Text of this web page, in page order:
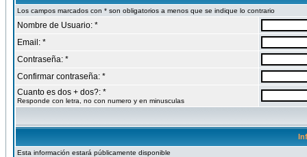
Los campos marcados con * son obligatorios a menos que se indique lo contrario
Nombre de Usuario: *
Email: *
Contraseña: *
Confirmar contraseña: *
Cuanto es dos + dos?: *
Responde con letra, no con numero y en minusculas
Esta información estará públicamente disponible